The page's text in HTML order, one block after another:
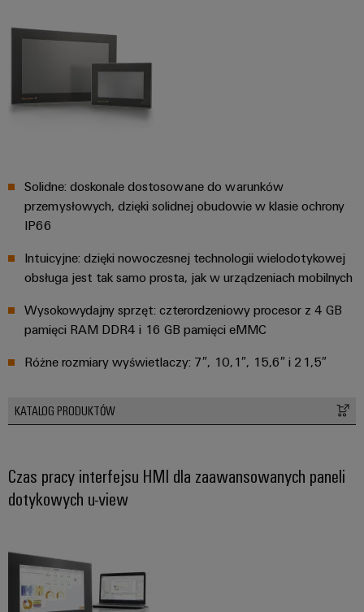
Weidmüller
Configurator
nieskomplikowanie,
szybko
Solidne: doskonale dostosowane do warunków
przemysłowych, dzięki solidnej obudowie w klasie ochrony
IP66
Intuicyjne: dzięki nowoczesnej technologii wielodotykowej
obsługa jest tak samo prosta, jak w urządzeniach mobilnych
Wysokowydajny sprzęt: czterordzeniowy procesor z 4 GB
pamięci RAM DDR4 i 16 GB pamięci eMMC
Różne rozmiary wyświetlaczy: 7″, 10,1″, 15,6″ i 21,5″
KATALOG PRODUKTÓW
Czas pracy interfejsu HMI dla zaawansowanych paneli
dotykowych u-view